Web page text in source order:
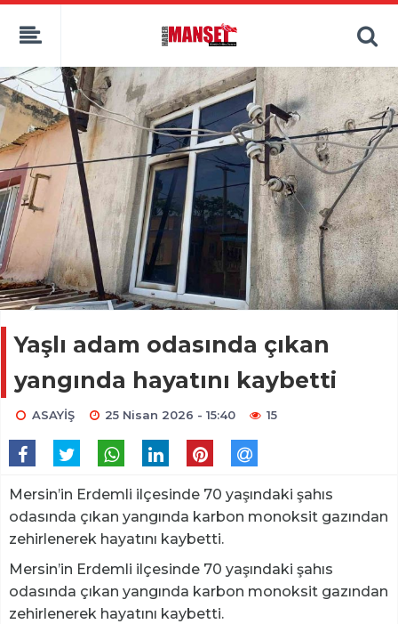
Yaşlı adam odasında çıkan
yangında hayatını kaybetti
ASAYİŞ 25 Nisan 2026 - 15:40 15
Mersin’in Erdemli ilçesinde 70 yaşındaki şahıs
odasında çıkan yangında karbon monoksit gazından
zehirlenerek hayatını kaybetti.
Mersin’in Erdemli ilçesinde 70 yaşındaki şahıs
odasında çıkan yangında karbon monoksit gazından
zehirlenerek hayatını kaybetti.